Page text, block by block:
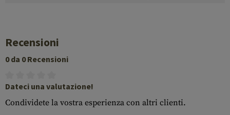
Recensioni
0 da 0 Recensioni
Dateci una valutazione!
Condividete la vostra esperienza con altri clienti.